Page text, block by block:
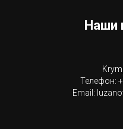
Наши
Телефон:
Email: